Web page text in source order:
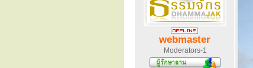
webmaster
Moderators-1